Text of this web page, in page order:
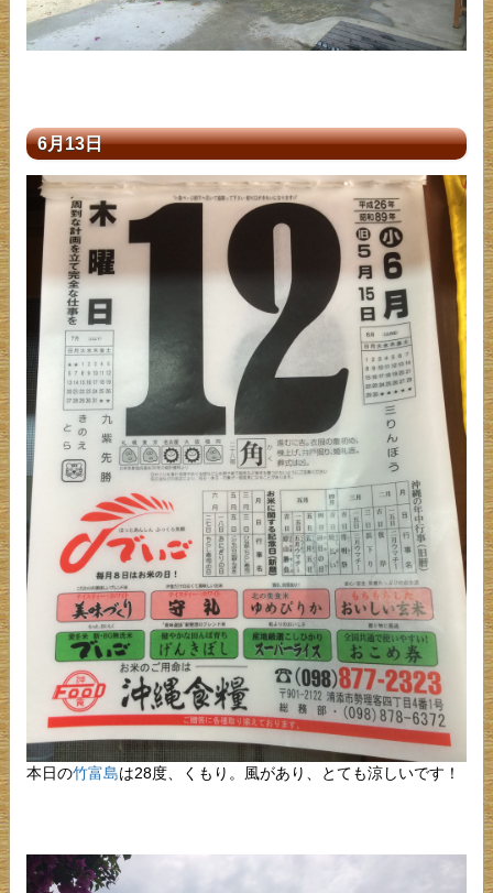
6月13日
本日の竹富島は28度、くもり。風があり、とても涼しいです！